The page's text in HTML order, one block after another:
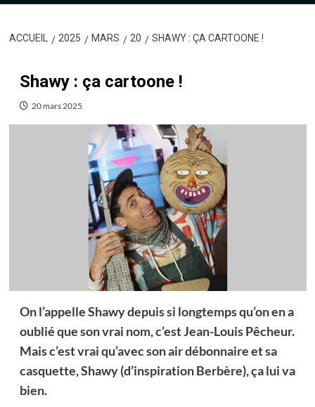
ACCUEIL 2025 MARS 20 SHAWY : ÇA CARTOONE !
Shawy : ça cartoone !
20 mars 2025
On l’appelle Shawy depuis si longtemps qu’on en a
oublié que son vrai nom, c’est Jean-Louis Pêcheur.
Mais c’est vrai qu’avec son air débonnaire et sa
casquette, Shawy (d’inspiration Berbère), ça lui va
bien.